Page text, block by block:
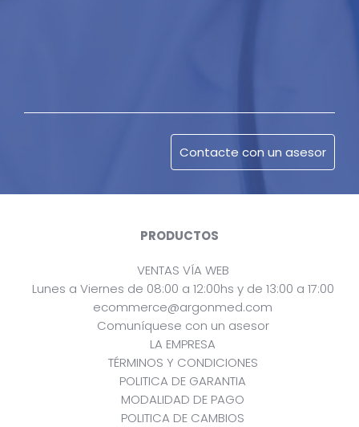
PRODUCTOS
VENTAS VÍA WEB
Lunes a Viernes de 08:00 a 12:00hs y de 13:00 a 17:00
ecommerce@argonmed.com
Comuníquese con un asesor
LA EMPRESA
TÉRMINOS Y CONDICIONES
POLITICA DE GARANTIA
MODALIDAD DE PAGO
POLITICA DE CAMBIOS